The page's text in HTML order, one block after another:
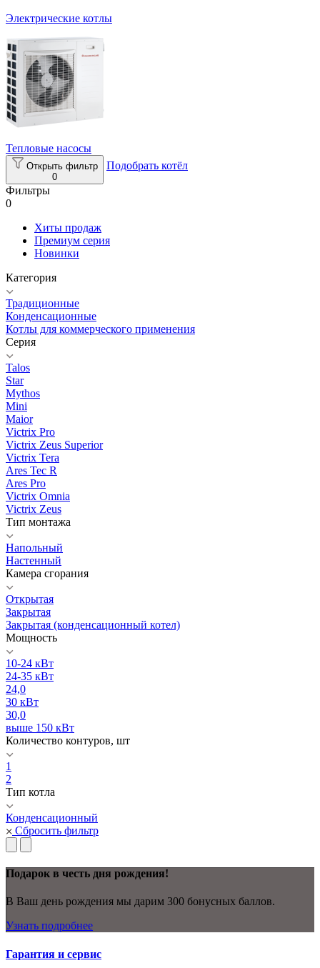
Электрические котлы
Тепловые насосы
Открыть фильтр
0
Подобрать котёл
Фильтры
0
Хиты продаж
Премиум серия
Новинки
Категория
Традиционные
Конденсационные
Котлы для коммерческого применения
Серия
Talos
Star
Mythos
Mini
Maior
Victrix Pro
Victrix Zeus Superior
Victrix Tera
Ares Tec R
Ares Pro
Victrix Omnia
Victrix Zeus
Тип монтажа
Напольный
Настенный
Камера сгорания
Открытая
Закрытая
Закрытая (конденсационный котел)
Мощность
10-24 кВт
24-35 кВт
24,0
30 кВт
30,0
выше 150 кВт
Количество контуров, шт
1
2
Тип котла
Конденсационный
Сбросить фильтр
Подарок в честь дня рождения!
В Ваш день рождения мы дарим 300 бонусных баллов.
Узнать подробнее
Гарантия и сервис